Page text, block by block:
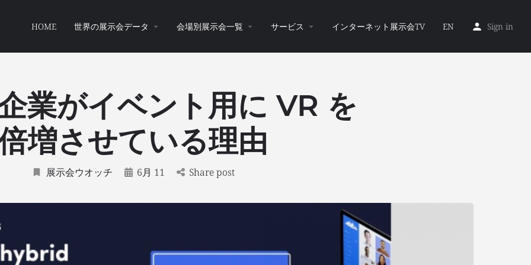
HOME 世界の展示会データ 会場別展示会一覧 サービス インターネット展示会TV EN Sign in
業がイベント用に VR を
増させている理由
展示会ウオッチ 6月 11 Share post